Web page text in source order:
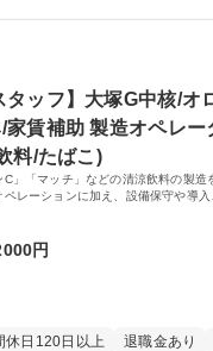
メタボロミクス、香気成分、
を重視した開発力は大塚グル
す。 講習会・OJTにて業務を
チームのリーダーとして牽引い
格 学歴：大学院 大学 語学力： 資格
タッフ】大塚G中核/オ
家賃補助 製造オペレー
料/たばこ)
」「マッチ」などの清涼飲料の製造
レーションに加え、設備保守や導入
い“考える
円
休日120日以上 退職金あり